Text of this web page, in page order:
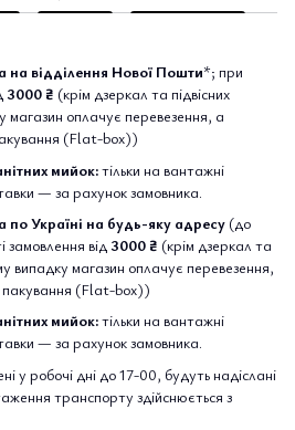
на відділення Нової Пошти*; при
3000 ₴ (крім дзеркал та підвісних
магазин оплачує перевезення, а
(Flat-box))
мийок:тільки на вантажні
— за рахунок замовника.
по Україні на будь-яку адресу (до
від3000 ₴ (крім дзеркал та
випадку магазин оплачує перевезення,
пакування (Flat-box))
мийок:тільки на вантажні
— за рахунок замовника.
у робочі дні до 17-00, будуть надіслані
транспорту здійснюється з